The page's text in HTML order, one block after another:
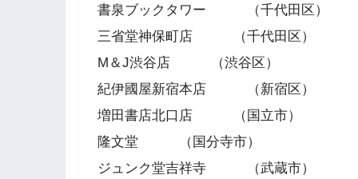
書泉ブックタワー （千代田区）
三省堂神保町店 （千代田区）
M＆J渋谷店 （渋谷区）
紀伊國屋新宿本店 （新宿区）
増田書店北口店 （国立市）
隆文堂 （国分寺市）
ジュンク堂吉祥寺 （武蔵市）